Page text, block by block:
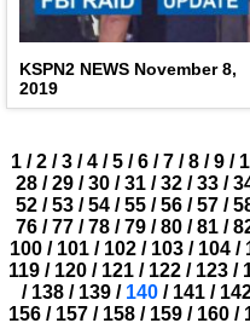
KSPN2 NEWS November 8,
2019
1 / 2 / 3 / 4 / 5 / 6 / 7 / 8 / 9 /
28 / 29 / 30 / 31 / 32 / 33 /
52 / 53 / 54 / 55 / 56 / 57 /
76 / 77 / 78 / 79 / 80 / 81 /
100/ 101/ 102/ 103/ 104/
119 / 120 / 121 / 122 / 123 /
/ 138 / 139 / 140 / 141 /
156/ 157/ 158/ 159/ 160/